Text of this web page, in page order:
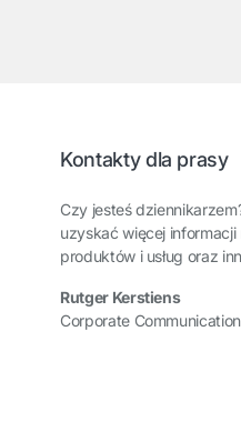
Kontakty dla prasy
Czy jesteś
uzyskać więcej
produktów i usług oraz
Rutger Kerstiens
Corporate